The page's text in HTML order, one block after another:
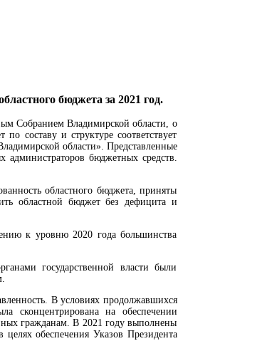
бюджета за 2021 год.
Собранием Владимирской области, о
составу и структуре соответствует
области». Представленные
администраторов бюджетных средств.
областного бюджета, приняты
областной бюджет без дефицита и
к уровню 2020 года большинства
государственной власти были
В условиях продолжавшихся
сконцентрирована на обеспечении
гражданам. В 2021 году выполнены
целях обеспечения Указов Президента